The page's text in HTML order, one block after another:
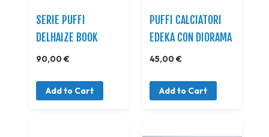
SERIE PUFFI
DELHAIZE BOOK
90,00 €
Add to Cart
PUFFI CALCIATORI
EDEKA CON DIORAMA
45,00 €
Add to Cart